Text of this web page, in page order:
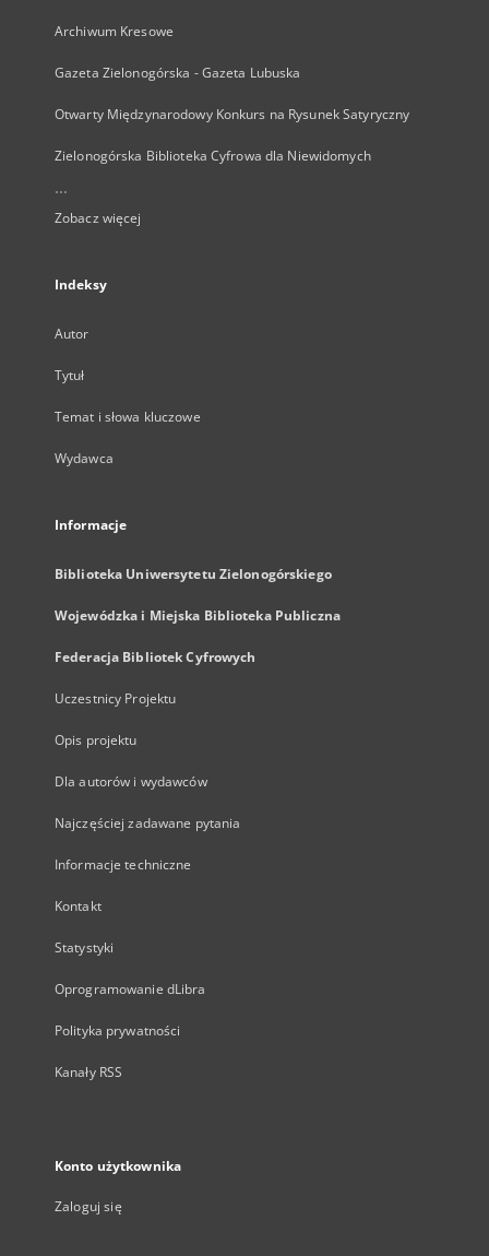
Archiwum Kresowe
Gazeta Zielonogórska - Gazeta Lubuska
Otwarty Międzynarodowy Konkurs na Rysunek Satyryczny
Zielonogórska Biblioteka Cyfrowa dla Niewidomych
...
Zobacz więcej
Indeksy
Autor
Tytuł
Temat i słowa kluczowe
Wydawca
Informacje
Biblioteka Uniwersytetu Zielonogórskiego
Wojewódzka i Miejska Biblioteka Publiczna
Federacja Bibliotek Cyfrowych
Uczestnicy Projektu
Opis projektu
Dla autorów i wydawców
Najczęściej zadawane pytania
Informacje techniczne
Kontakt
Statystyki
Oprogramowanie dLibra
Polityka prywatności
Kanały RSS
Konto użytkownika
Zaloguj się